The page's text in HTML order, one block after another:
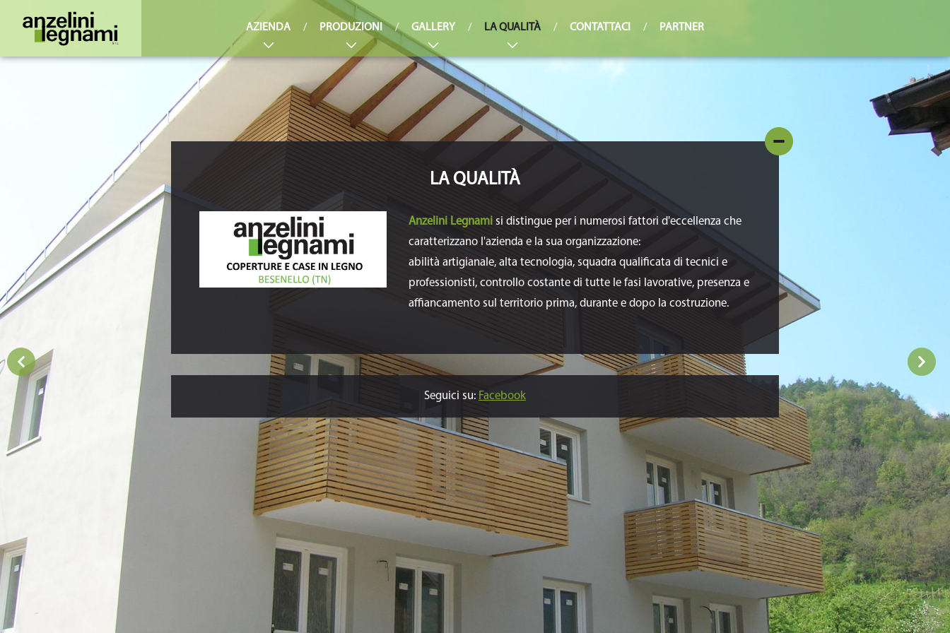
AZIENDA / PRODUZIONI / GALLERY / LA QUALITÀ / CONTATTACI / PARTNER
LA QUALITÀ
Anzelini Legnamisi distingue per i numerosi fattori d'eccellenza che
caratterizzano l'azienda e la sua organizzazione:
abilità artigianale, alta tecnologia, squadra qualificata di tecnici e
professionisti, controllo costante di tutte le fasi lavorative, presenza e
affiancamento sul territorio prima, durante e dopo la costruzione.
Seguici su: Facebook